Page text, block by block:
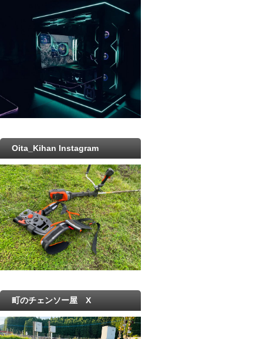
Oita_Kihan Instagram
町のチェンソー屋 X